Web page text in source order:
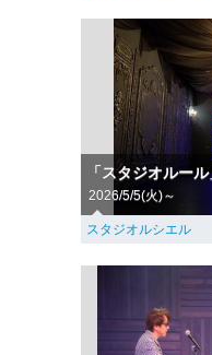
「スタジオルー
2026/5/5(火)～
スタジオルシエル